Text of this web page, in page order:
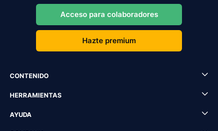
Acceso para colaboradores
Hazte premium
CONTENIDO
HERRAMIENTAS
AYUDA